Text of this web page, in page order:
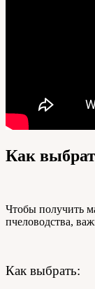
Как
Чтобы получить
пчеловодства,
Как выбрать: